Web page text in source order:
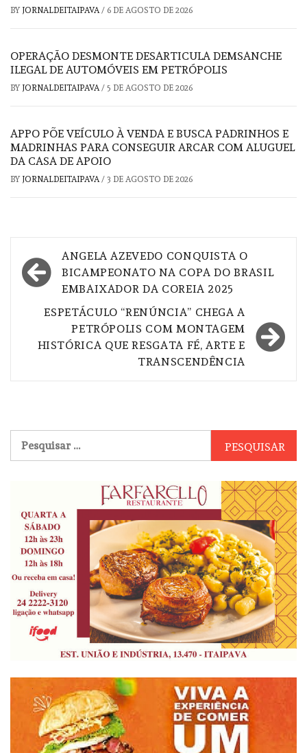
BY JORNALDEITAIPAVA/ 6 DE AGOSTO DE 2026
OPERAÇÃO DESMONTE DESARTICULA DEMSANCHE
ILEGAL DE AUTOMÓVEIS EM PETRÓPOLIS
BY JORNALDEITAIPAVA/ 5 DE AGOSTO DE 2026
APPO PÕE VEÍCULO À VENDA E BUSCA PADRINHOS E
MADRINHAS PARA CONSEGUIR ARCAR COM ALUGUEL
DA CASA DE APOIO
BY JORNALDEITAIPAVA/ 3 DE AGOSTO DE 2026
Navegação
de
ANGELA AZEVEDO CONQUISTA O
BICAMPEONATO NA COPA DO BRASIL
EMBAIXADOR DA COREIA 2025
ESPETÁCULO “RENÚNCIA” CHEGA A
PETRÓPOLIS COM MONTAGEM
HISTÓRICA QUE RESGATA FÉ, ARTE E
TRANSCENDÊNCIA